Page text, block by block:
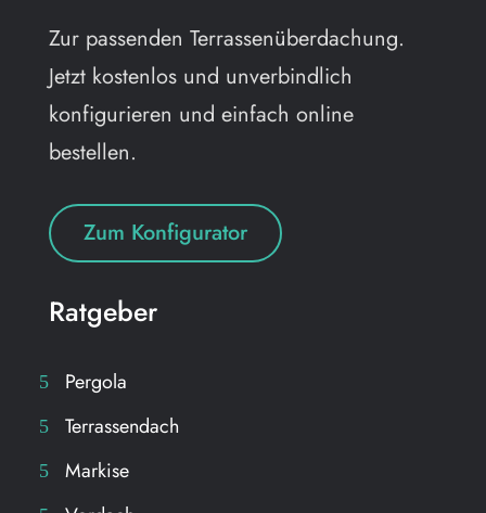
Zur passenden Terrassenüberdachung.
Jetzt kostenlos und unverbindlich
konfigurieren und einfach online
bestellen.
Zum Konfigurator
Ratgeber
Pergola
Terrassendach
Markise